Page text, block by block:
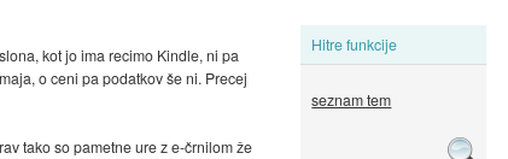
Hitre funkcije
seznam tem
kot jo ima recimo Kindle, ni pa
o ceni pa podatkov še ni. Precej
tako so pametne ure z e-črnilom že